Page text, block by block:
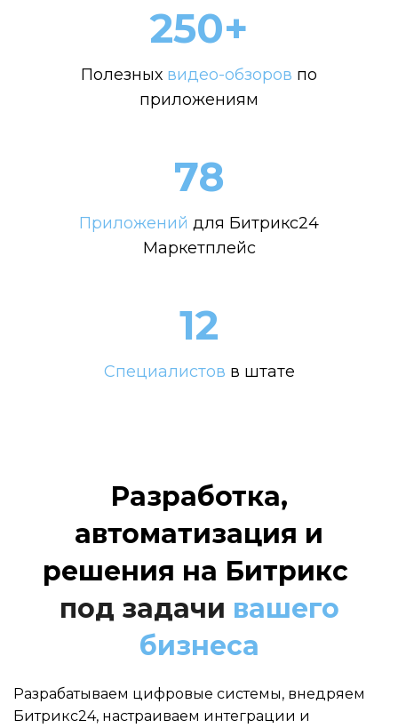
250+
Полезных видео-обзоров по
приложениям
78
Приложений для Битрикс24
Маркетплейс
12
Специалистов в штате
Разработка,
автоматизация и
решения на Битрикс
под задачи вашего
бизнеса
Разрабатываем цифровые системы, внедряем
Битрикс24, настраиваем интеграции и